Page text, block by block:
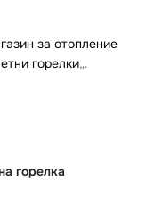
за отопление
горелки„.
горелка